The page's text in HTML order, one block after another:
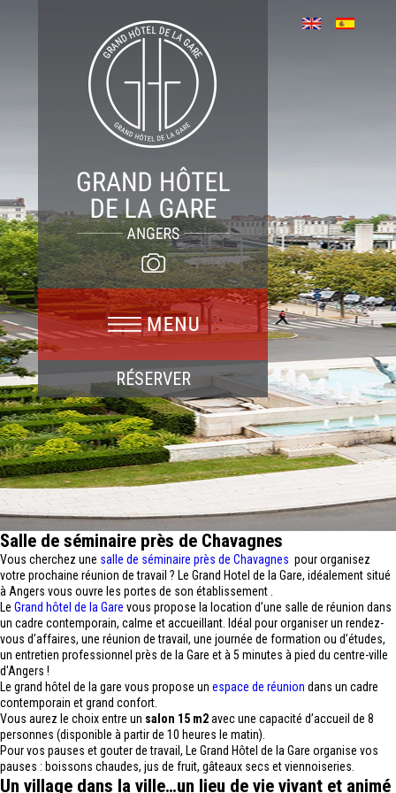
RÉSERVER
Salle de séminaire près de Chavagnes
Vous cherchez une salle de séminaire près de Chavagnes pour organisez
votre prochaine réunion de travail ? Le Grand Hotel de la Gare, idéalement situé
à Angers vous ouvre les portes de son établissement .
Le Grand hôtel de la Gare vous propose la location d’une salle de réunion dans
un cadre contemporain, calme et accueillant. Idéal pour organiser un rendez-
vous d’affaires, une réunion de travail, une journée de formation ou d’études,
un entretien professionnel près de la Gare et à 5 minutes à pied du centre-ville
d'Angers !
Le grand hôtel de la gare vous propose un espace de réunion dans un cadre
contemporain et grand confort.
Vous aurez le choix entre un salon 15 m2avec une capacité d’accueil de 8
personnes (disponible à partir de 10 heures le matin).
Pour vos pauses et gouter de travail, Le Grand Hôtel de la Gare organise vos
pauses : boissons chaudes, jus de fruit, gâteaux secs et viennoiseries.
Un village dans la ville…un lieu de vie vivant et animé